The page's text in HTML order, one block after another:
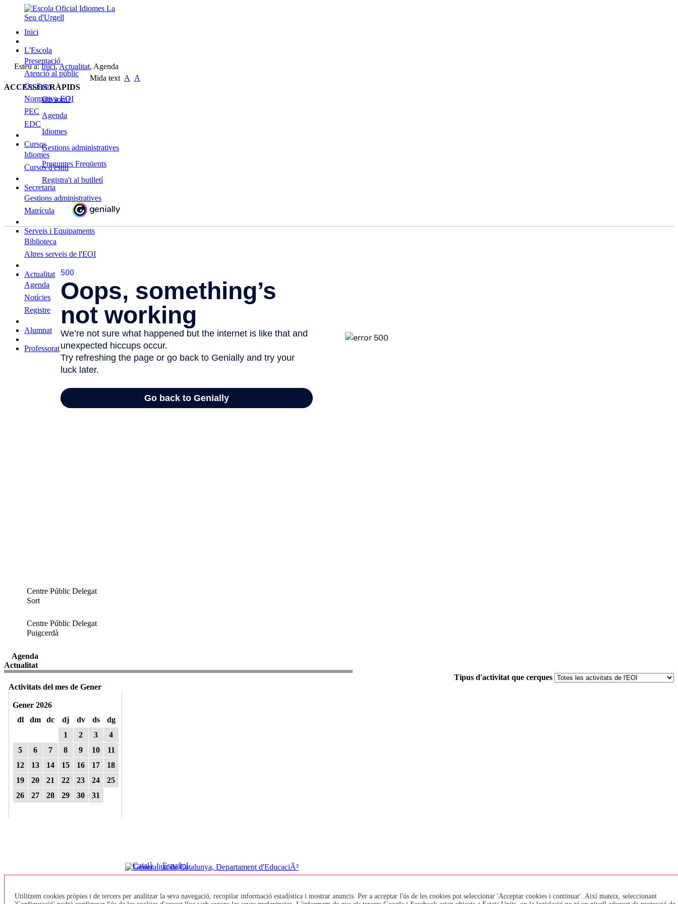
Inici
L'Escola
Presentació
Atenció al públic
On Som
Normativa EOI
PEC
EDC
Cursos
Idiomes
Cursos d'estiu
Secretaria
Gestions administratives
Matrícula
Serveis i Equipaments
Biblioteca
Altres serveis de l'EOI
Actualitat
Agenda
Notícies
Registre
Alumnat
Professorat
Esteu a:Inici,Actualitat, Agenda
Mida text A
A
ACCESSOS RÀPIDS
On som?
Agenda
Idiomes
Gestions administratives
Preguntes Freqüents
Registra't al butlletí
Centre Públic Delegat
Sort
Centre Públic Delegat
Puigcerdà
Agenda
Actualitat
Tipus d'activitat que cerques
Activitats del mes de Gener
Gener 2026
dl
dm dc dj dv ds
dg
1
2 3
4
5
6 7 8 9 10
11
12
13 14 15 16 17
18
19
20 21 22 23 24
25
26
27 28 29 30 31
Català | Español
freqüents
EOI · Escola Oficial d'Idiomes de La Seu d'Urgell
Utilitzem cookies pròpies i de tercers per analitzar la seva navegació, recopilar informació estadística i mostrar anuncis. Per a acceptar l'ús de les cookies pot seleccionar 'Acceptar cookies i continuar'. Així mateix, seleccionant